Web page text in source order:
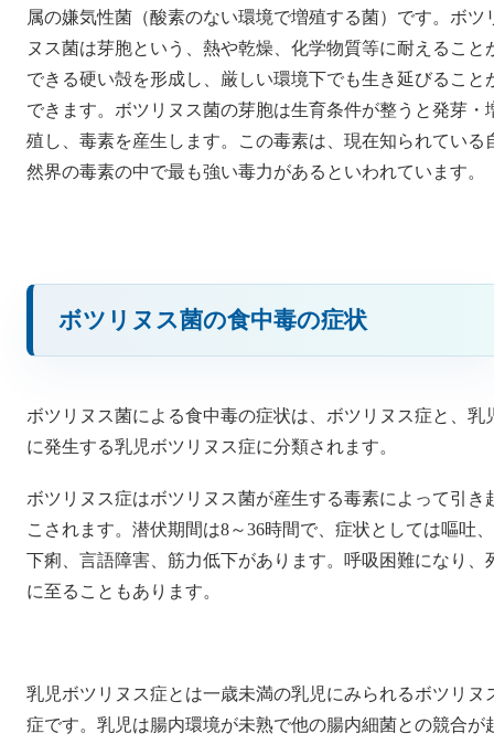
属の嫌気性菌（酸素のない環境で増殖する菌）です。ボツ
ヌス菌は芽胞という、熱や乾燥、化学物質等に耐えること
できる硬い殻を形成し、厳しい環境下でも生き延びること
できます。ボツリヌス菌の芽胞は生育条件が整うと発芽・
殖し、毒素を産生します。この毒素は、現在知られている
然界の毒素の中で最も強い毒力があるといわれています。
ボツリヌス菌の食中毒の症状
ボツリヌス菌による食中毒の症状は、ボツリヌス症と、乳
に発生する乳児ボツリヌス症に分類されます。
ボツリヌス症はボツリヌス菌が産生する毒素によって引き
こされます。潜伏期間は8～36時間で、症状としては嘔吐、
下痢、言語障害、筋力低下があります。呼吸困難になり、
に至ることもあります。
乳児ボツリヌス症とは一歳未満の乳児にみられるボツリヌ
症です。乳児は腸内環境が未熟で他の腸内細菌との競合が